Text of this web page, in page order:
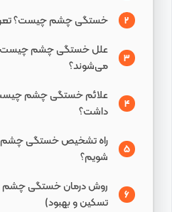
2 خستگی چشم چیست؟
3
علل خستگی چشم
می‌شوند؟
4
علائم خستگی چشم
داشت؟
5
راه تشخیص خستگی
شویم؟
6
روش درمان خستگی چشم
تسکین و بهبود)